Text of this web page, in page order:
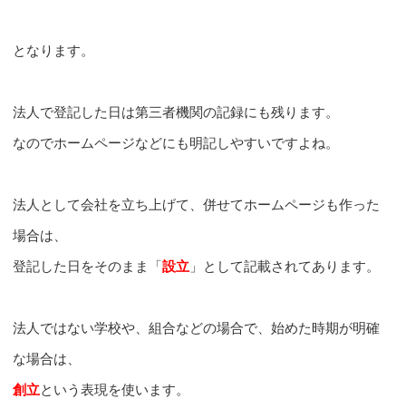
となります。
法人で登記した日は第三者機関の記録にも残ります。
なのでホームページなどにも明記しやすいですよね。
法人として会社を立ち上げて、併せてホームページも作った
場合は、
登記した日をそのまま「設立 」として記載されてあります。
法人ではない学校や、組合などの場合で、始めた時期が明確
な場合は、
創立という表現を使います。